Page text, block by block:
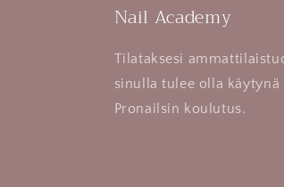
Nail Academy
Tilataksesi
sinulla tulee olla käytynä
Pronailsin koulutus.